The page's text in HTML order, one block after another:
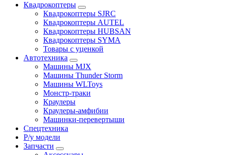
Квадрокоптеры
Квадрокоптеры SJRC
Квадрокоптеры AUTEL
Квадрокоптеры HUBSAN
Квадрокоптеры SYMA
Товары с уценкой
Автотехника
Машины MJX
Машины Thunder Storm
Машины WLToys
Монстр-траки
Краулеры
Краулеры-амфибии
Машинки-перевертыши
Спецтехника
Р/у модели
Запчасти